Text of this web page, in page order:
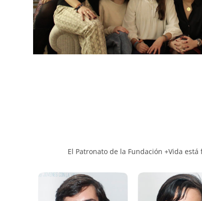
El Patronato de la Fundación +Vida